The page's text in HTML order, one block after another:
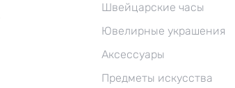
Швейцарские часы
Ювелирные украшения
Аксессуары
Предметы искусства